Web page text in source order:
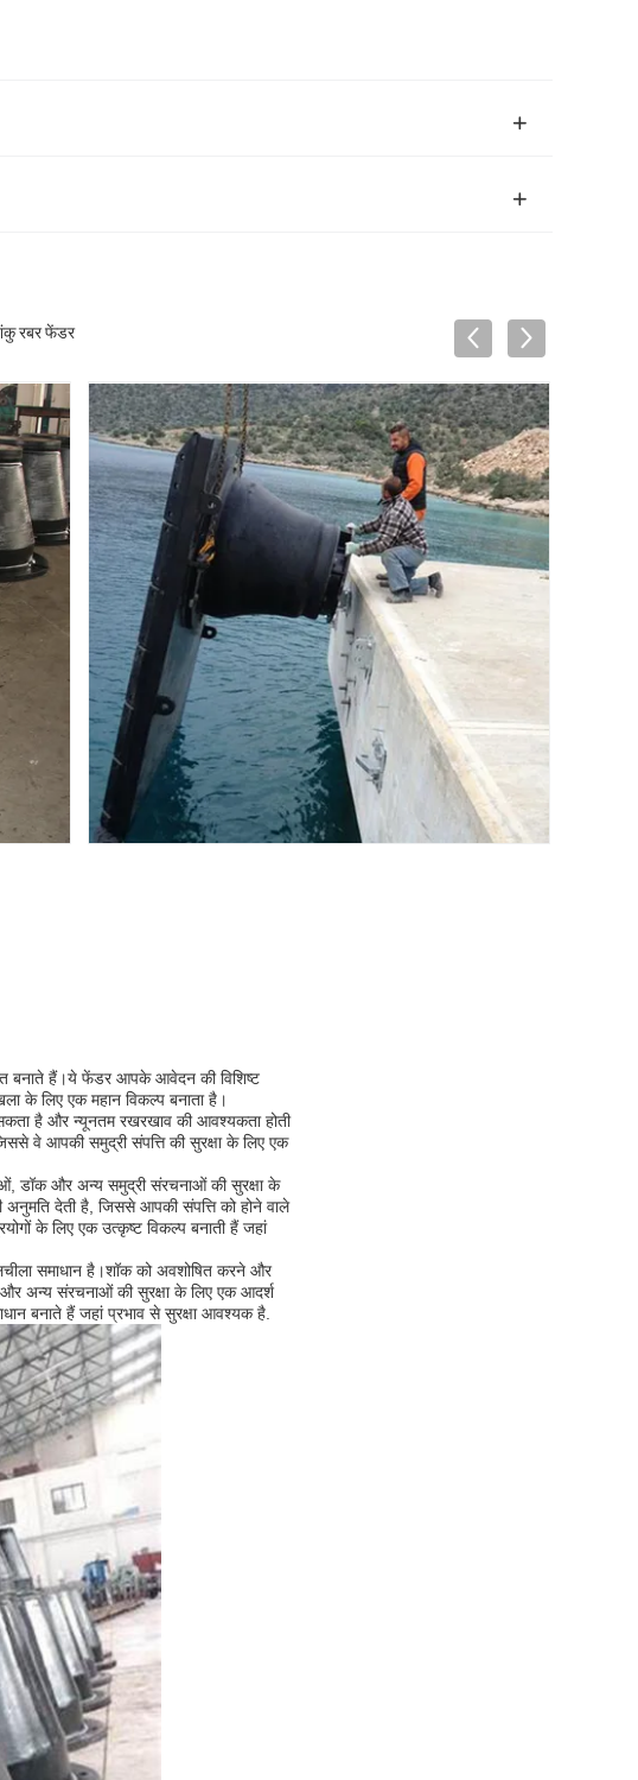
रबर फेंडर
बनाते हैं।ये फेंडर आपके आवेदन की विशिष्ट
के लिए एक महान विकल्प बनाता है।
है और न्यूनतम रखरखाव की आवश्यकता होती
वे आपकी समुद्री संपत्ति की सुरक्षा के लिए एक
डॉक और अन्य समुद्री संरचनाओं की सुरक्षा के
देती है, जिससे आपकी संपत्ति को होने वाले
के लिए एक उत्कृष्ट विकल्प बनाती हैं जहां
समाधान है।शॉक को अवशोषित करने और
अन्य संरचनाओं की सुरक्षा के लिए एक आदर्श
बनाते हैं जहां प्रभाव से सुरक्षा आवश्यक है.